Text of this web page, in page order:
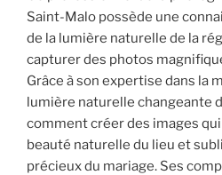
Saint-Malo possède une
de la lumière naturelle de la
capturer des photos
Grâce à son expertise dans la
lumière naturelle changeante
comment créer des images
beauté naturelle du lieu et
précieux du mariage. Ses